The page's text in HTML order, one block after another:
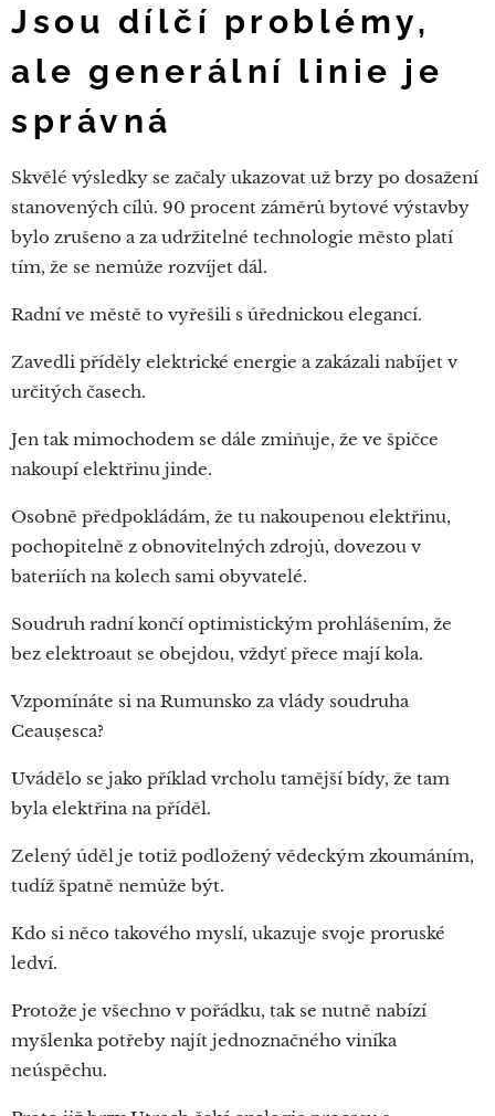
Jsou dílčí problémy,
ale generální linie je
správná
Skvělé výsledky se začaly ukazovat už brzy po dosažení
stanovených cílů. 90 procent záměrů bytové výstavby
bylo zrušeno a za udržitelné technologie město platí
tím, že se nemůže rozvíjet dál.
Radní ve městě to vyřešili s úřednickou elegancí.
Zavedli příděly elektrické energie a zakázali nabíjet v
určitých časech.
Jen tak mimochodem se dále zmiňuje, že ve špičce
nakoupí elektřinu jinde.
Osobně předpokládám, že tu nakoupenou elektřinu,
pochopitelně z obnovitelných zdrojů, dovezou v
bateriích na kolech sami obyvatelé.
Soudruh radní končí optimistickým prohlášením, že
bez elektroaut se obejdou, vždyť přece mají kola.
Vzpomínáte si na Rumunsko za vlády soudruha
Ceaușesca?
Uvádělo se jako příklad vrcholu tamější bídy, že tam
byla elektřina na příděl.
Zelený úděl je totiž podložený vědeckým zkoumáním,
tudíž špatně nemůže být.
Kdo si něco takového myslí, ukazuje svoje proruské
ledví.
Protože je všechno v pořádku, tak se nutně nabízí
myšlenka potřeby najít jednoznačného viníka
neúspěchu.